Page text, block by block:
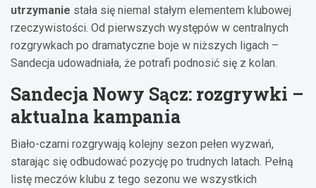
utrzymanie stała się niemal stałym elementem klubowej
rzeczywistości. Od pierwszych występów w centralnych
rozgrywkach po dramatyczne boje w niższych ligach –
Sandecja udowadniała, że potrafi podnosić się z kolan.
Sandecja Nowy Sącz: rozgrywki –
aktualna kampania
Biało-czarni rozgrywają kolejny sezon pełen wyzwań,
starając się odbudować pozycję po trudnych latach. Pełną
listę meczów klubu z tego sezonu we wszystkich